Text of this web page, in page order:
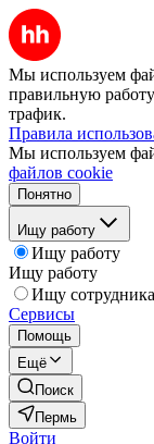
Мы используем
правильную
трафик.
Правила
Мы используем
файлов cookie
Понятно
Ищу работу
Ищу работу
Ищу работу
Ищу сотрудника
Сервисы
Помощь
Ещё
Поиск
Пермь
Войти